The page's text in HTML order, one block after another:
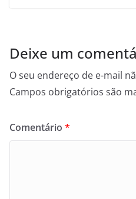
Deixe um
O seu endereço de e-mail
Campos obrigatórios são
Comentário *